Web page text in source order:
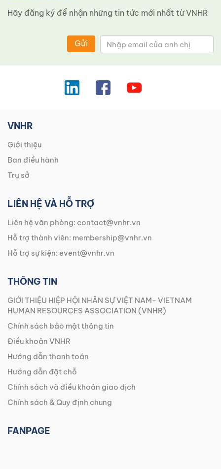
Hãy đăng ký để nhận những tin tức mới nhất từ ​​VNHR
Gửi
VNHR
Giới thiệu
Ban điều hành
Trụ sở
LIÊN HỆ VÀ HỖ TRỢ
Liên hệ văn phòng: contact@vnhr.vn
Hỗ trợ thành viên: membership@vnhr.vn
Hỗ trợ sự kiện: event@vnhr.vn
THÔNG TIN
GIỚI THIỆU HIỆP HỘI NHÂN SỰ VIỆT NAM- VIETNAM
HUMAN RESOURCES ASSOCIATION (VNHR)
Chính sách bảo mật thông tin
Điều khoản VNHR
Hướng dẫn thanh toán
Hướng dẫn đặt chỗ
Chính sách và điều khoản giao dịch
Chính sách & Quy định chung
FANPAGE